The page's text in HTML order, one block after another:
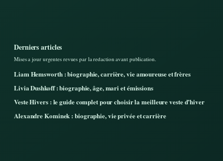
Derniers articles
Mises a jour urgentes revues par la redaction avant publication.
Liam Hemsworth : biographie, carrière, vie amoureuse et frères
Livia Dushkoff : biographie, âge, mari et émissions
Veste Hivers : le guide complet pour choisir la meilleure veste d’hiver
Alexandre Kominek : biographie, vie privée et carrière